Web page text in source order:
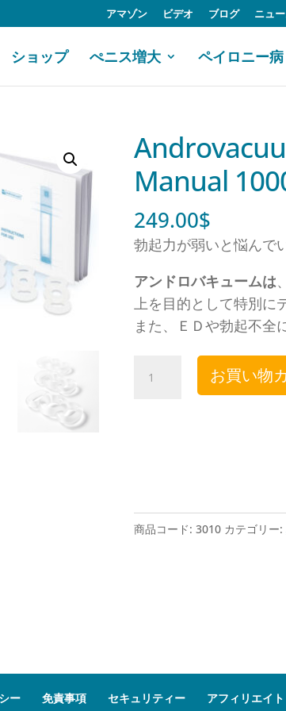
アマゾン ビデオ ブログ ニュ
ショップ ぺニス増大 ペイロニー病
Manual
249.00$
勃起力が弱いと悩んで
アンドロバキュームは
上を目的として特別に
また、ＥＤや勃起不全
Androvacuum
Manual
個
お買い物
商品コード: 3010 カテゴリー:
ー 免責事項 セキュリティー アフィリエイト